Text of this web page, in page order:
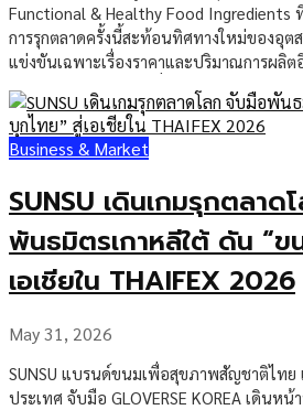
Functional & Healthy Food Ingredients
การรุกตลาดครั้งนี้สะท้อนทิศทางใหม่ของอุต
แข่งขันเฉพาะเรื่องราคาและปริมาณการผลิ
อุตสาหกรรมอาหารและเครื่องดื่ม บริษัท ไทย
ผลิตน้ำตาลภายใต้แบรนด์ Lin, Rei และ
Delite+ Pure Allulose น้ำตาลอัลลูโลส หรือ
โดยวางตำแหน่งเป็นน้ำตาลทางเลือกที่ให้รสช
น้ำตาลทั่วไป แต่ให้พลังงานต่ำ และไม่ส่งผล
ในเลือดอย่างมีนัยสำคัญ ผลิตภัณฑ์ดังกล่าวเ
THAIFEX – Anuga Asia […]
Business & Market
SUNSU เดินเกมรุกตลาด
พันธมิตรเกาหลีใต้ ดัน “ข
เอเชียใน THAIFEX 2026
May 31, 2026
SUNSU แบรนด์ขนมเพื่อสุขภาพสัญชาติไทย
ประเทศ จับมือ GLOVERSE KOREA เดินห